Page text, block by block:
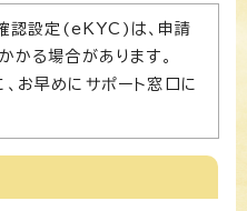
認設定(eKYC)は、申請
る場合があります。
お早めにサポート窓口に